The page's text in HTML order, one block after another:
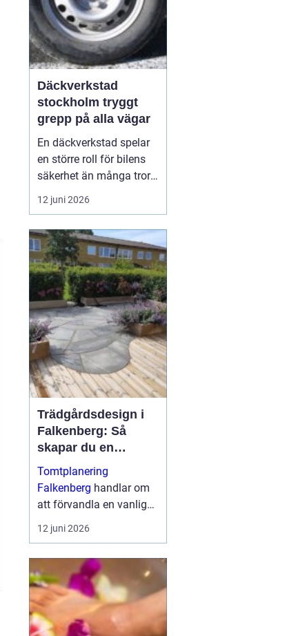
Däckverkstad
stockholm tryggt
grepp på alla vägar
En däckverkstad spelar
en större roll för bilens
säkerhet än många tror.
Rätt däck, korrekt
montering och noggrann
för bromssträcka,
bränsleförbrukning och
körkomfort. I en stad
som Stockholm, med
skiftande väder, trånga
gato...
12 juni 2026
Trädgårdsdesign i
Falkenberg: Så
skapar du en
genomtänkt
trädgård som håller
över tid
Tomtplanering
Falkenberg handlar om
att förvandla en vanlig
tomt till en funktionell,
vacker och långsiktigt
...
12 juni 2026